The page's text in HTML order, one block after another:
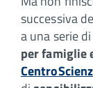
successiva
a una serie
perfamiglie